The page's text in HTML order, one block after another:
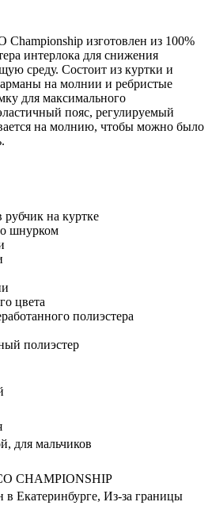
изготовлен из 100%
интерлока для снижения
среду. Состоит из куртки и
на молнии и ребристые
для максимального
пояс, регулируемый
на молнию, чтобы можно было
на куртке
шнурком
цвета
полиэстера
полиэстер
для мальчиков
CHAMPIONSHIP
в Екатеринбурге, Из-за границы